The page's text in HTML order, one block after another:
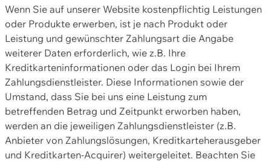
Wenn Sie auf unserer Website kostenpflichtig Leistungen
oder Produkte erwerben, ist je nach Produkt oder
Leistung und gewünschter Zahlungsart die Angabe
weiterer Daten erforderlich, wie z.B. Ihre
Kreditkarteninformationen oder das Login bei Ihrem
Zahlungsdienstleister. Diese Informationen sowie der
Umstand, dass Sie bei uns eine Leistung zum
betreffenden Betrag und Zeitpunkt erworben haben,
werden an die jeweiligen Zahlungsdienstleister (z.B.
Anbieter von Zahlungslösungen, Kreditkarteherausgeber
und Kreditkarten-Acquirer) weitergeleitet. Beachten Sie